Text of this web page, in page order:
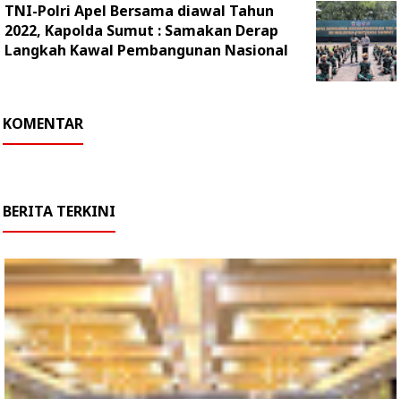
TNI-Polri Apel Bersama diawal Tahun
2022, Kapolda Sumut : Samakan Derap
Langkah Kawal Pembangunan Nasional
KOMENTAR
BERITA TERKINI